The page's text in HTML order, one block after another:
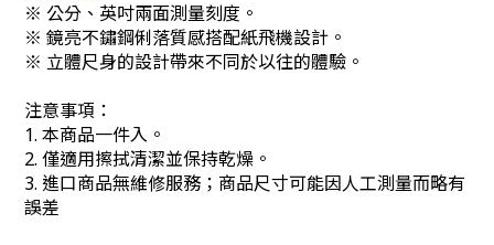
※ 公分、英吋兩面測量刻度。
※ 鏡亮不鏽鋼俐落質感搭配紙飛機設計。
※ 立體尺身的設計帶來不同於以往的體驗。
注意事項：
1. 本商品一件入。
2. 僅適用擦拭清潔並保持乾燥。
3. 進口商品無維修服務；商品尺寸可能因人工測量而略有
誤差